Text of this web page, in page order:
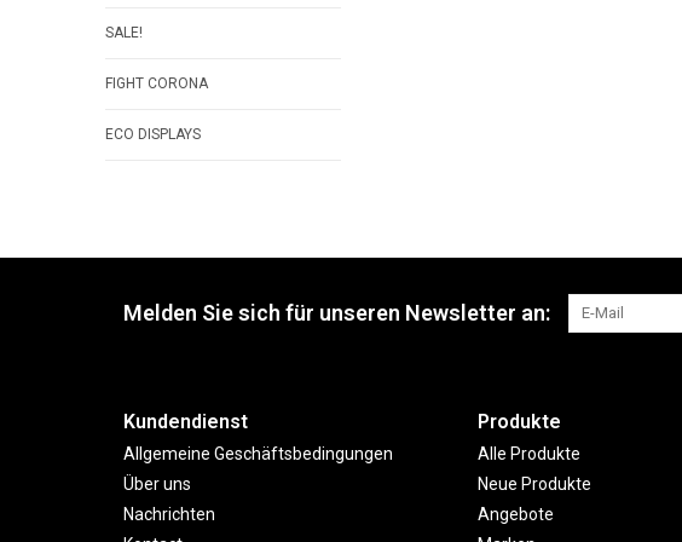
SALE!
FIGHT CORONA
ECO DISPLAYS
Melden Sie sich für unseren Newsletter an:
Kundendienst
Allgemeine Geschäftsbedingungen
Über uns
Nachrichten
Produkte
Alle Produkte
Neue Produkte
Angebote